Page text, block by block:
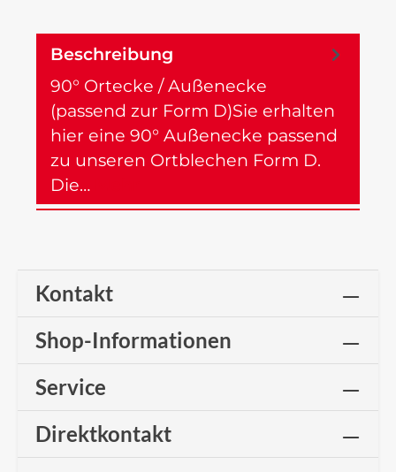
Beschreibung
90° Ortecke / Außenecke
(passend zur Form D)Sie erhalten
hier eine 90° Außenecke passend
zu unseren Ortblechen Form D.
Die…
Kontakt
Shop-Informationen
Service
Direktkontakt